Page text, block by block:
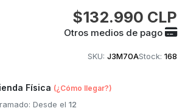
$132.990 CLP
Otros medios de pago
SKU: J3M70AStock: 168
Física (¿Cómo llegar?)
Desde el12